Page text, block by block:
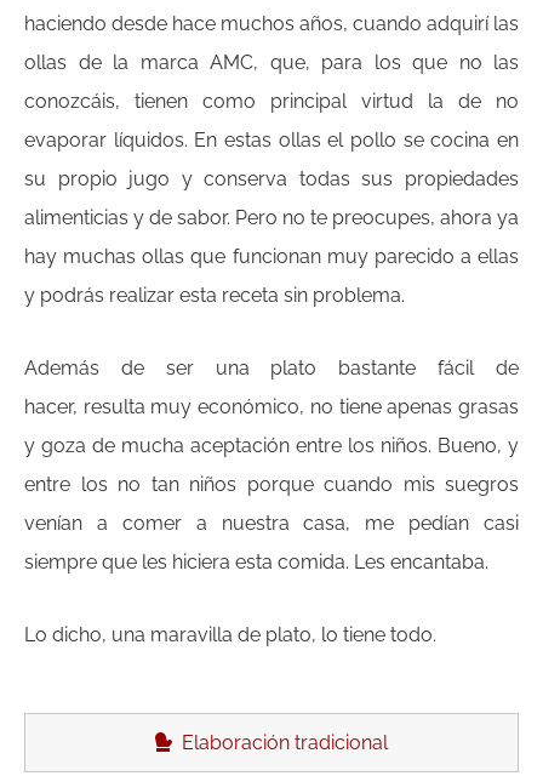
haciendo desde hace muchos años, cuando adquirí las
ollas de la marca AMC, que, para los que no las
conozcáis, tienen como principal virtud la de no
evaporar líquidos. En estas ollas el pollo se cocina en
su propio jugo y conserva todas sus propiedades
alimenticias y de sabor. Pero no te preocupes, ahora ya
hay muchas ollas que funcionan muy parecido a ellas
y podrás realizar esta receta sin problema.
Además de ser una plato bastante fácil de
hacer, resulta muy económico, no tiene apenas grasas
y goza de mucha aceptación entre los niños. Bueno, y
entre los no tan niños porque cuando mis suegros
venían a comer a nuestra casa, me pedían casi
siempre que les hiciera esta comida. Les encantaba.
Lo dicho, una maravilla de plato, lo tiene todo.
Elaboración tradicional